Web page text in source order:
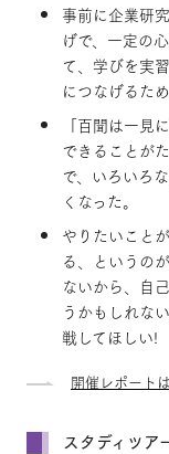
事前に企業研
げで、一定の
て、学びを実
につなげるた
「百聞は一見
できることが
で、いろいろ
くなった。
やりたいこと
る、というの
ないから、自
うかもしれな
戦してほしい!
開催レポート
スタディツア